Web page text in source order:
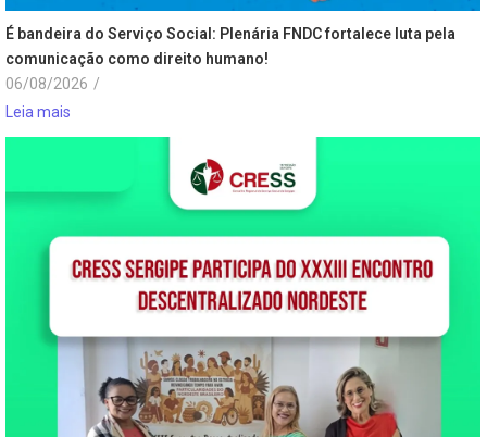
É bandeira do Serviço Social: Plenária FNDC fortalece luta pela
comunicação como direito humano!
06/08/2026 /
Leia mais